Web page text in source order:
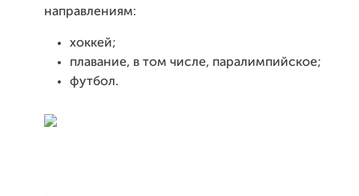
направлениям:
хоккей;
плавание, в том числе, паралимпийское;
футбол.